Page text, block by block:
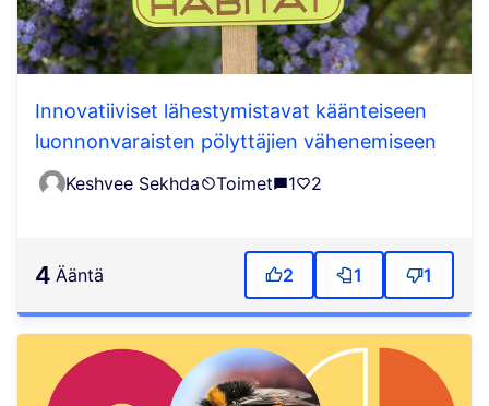
Innovatiiviset lähestymistavat käänteiseen
luonnonvaraisten pölyttäjien vähenemiseen
Keshvee Sekhda Toimet 1 2
4 ääntä 2 1 1